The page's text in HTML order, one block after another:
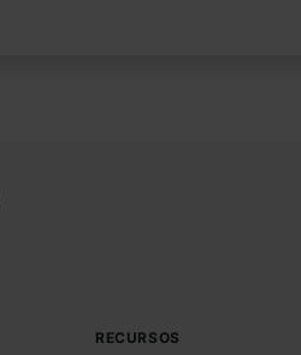
RECURSOS